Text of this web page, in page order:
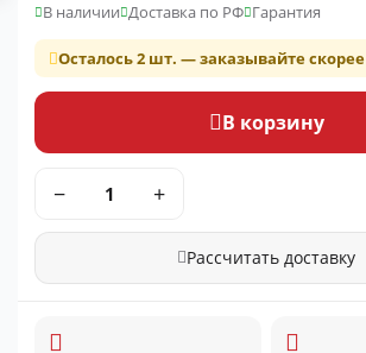
В наличии Доставка по РФ Гарантия
Осталось 2 шт. — заказывайте скорее
В корзину
− +
Рассчитать доставку